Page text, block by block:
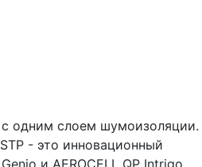
с одним слоем шумоизоляции.
- это инновационный